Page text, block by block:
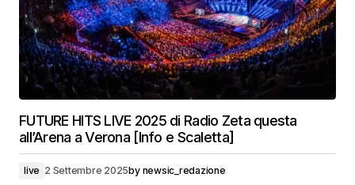
FUTURE HITS LIVE 2025 di Radio Zeta questa
all’Arena a Verona [Info e Scaletta]
live 2 Settembre 2025by newsic_redazione